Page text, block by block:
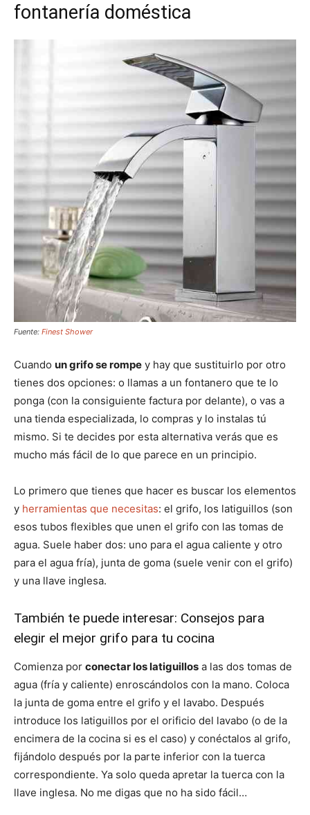
fontanería doméstica
Fuente: Finest Shower
Cuando un grifo se rompe y hay que sustituirlo por otro
tienes dos opciones: o llamas a un fontanero que te lo
ponga (con la consiguiente factura por delante), o vas a
una tienda especializada, lo compras y lo instalas tú
mismo. Si te decides por esta alternativa verás que es
mucho más fácil de lo que parece en un principio.
Lo primero que tienes que hacer es buscar los elementos
y herramientas que necesitas: el grifo, los latiguillos (son
esos tubos flexibles que unen el grifo con las tomas de
agua. Suele haber dos: uno para el agua caliente y otro
para el agua fría), junta de goma (suele venir con el grifo)
y una llave inglesa.
También te puede interesar: Consejos para
elegir el mejor grifo para tu cocina
Comienza por conectar los latiguillos a las dos tomas de
agua (fría y caliente) enroscándolos con la mano. Coloca
la junta de goma entre el grifo y el lavabo. Después
introduce los latiguillos por el orificio del lavabo (o de la
encimera de la cocina si es el caso) y conéctalos al grifo,
fijándolo después por la parte inferior con la tuerca
correspondiente. Ya solo queda apretar la tuerca con la
llave inglesa. No me digas que no ha sido fácil…